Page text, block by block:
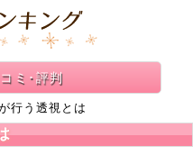
ミ･評判
行う透視とは